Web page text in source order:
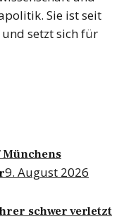
Sie ist seit
setzt sich für
9. August 2026
schwer verletzt